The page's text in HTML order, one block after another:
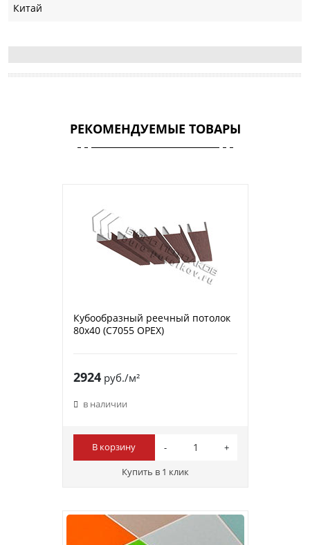
Китай
РЕКОМЕНДУЕМЫЕ ТОВАРЫ
Кубообразный реечный потолок
80х40 (C7055 ОРЕХ)
2924руб./м²
в наличии
В корзину
Купить в 1 клик